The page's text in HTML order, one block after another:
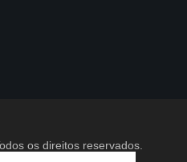
os direitos reservados.